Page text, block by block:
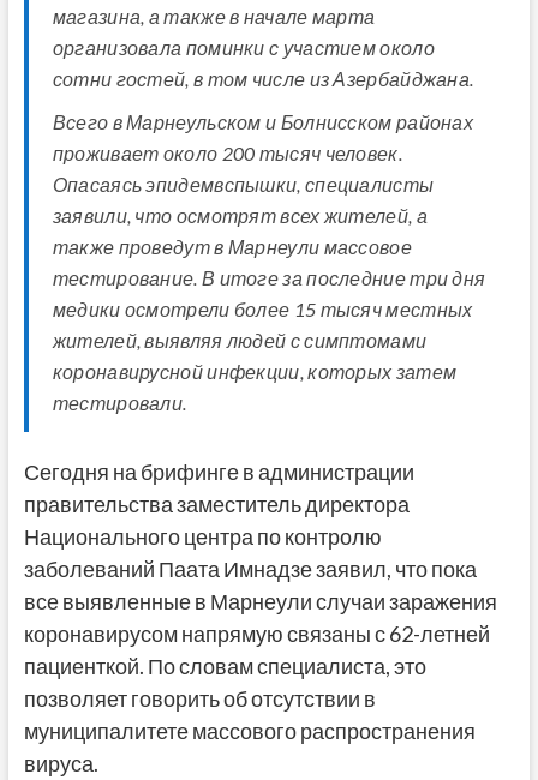
магазина, а также в начале марта
организовала поминки с участием около
сотни гостей, в том числе из Азербайджана.
Всего в Марнеульском и Болнисском районах
проживает около 200 тысяч человек.
Опасаясь эпидемвспышки, специалисты
заявили, что осмотрят всех жителей, а
также проведут в Марнеули массовое
тестирование. В итоге за последние три дня
медики осмотрели более 15 тысяч местных
жителей, выявляя людей с симптомами
коронавирусной инфекции, которых затем
тестировали.
Сегодня на брифинге в администрации
правительства заместитель директора
Национального центра по контролю
заболеваний Паата Имнадзе заявил, что пока
все выявленные в Марнеули случаи заражения
коронавирусом напрямую связаны с 62-летней
пациенткой. По словам специалиста, это
позволяет говорить об отсутствии в
муниципалитете массового распространения
вируса.